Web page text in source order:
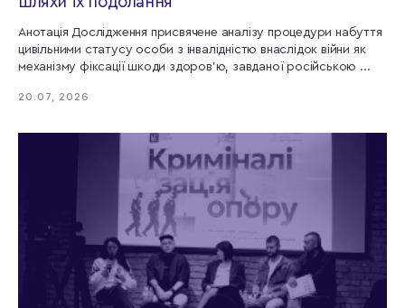
Анотація Дослідження присвячене аналізу процедури набуття
цивільними статусу особи з інвалідністю внаслідок війни як
механізму фіксації шкоди здоров’ю, завданої російською ...
20.07, 2026